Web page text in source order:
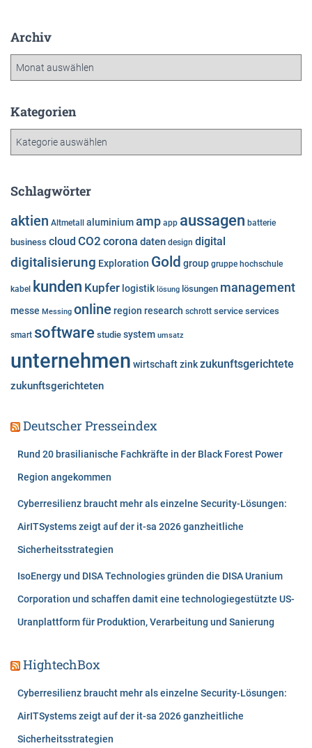
Archiv
h
Kategorien
g
r
i
e
Schlagwörter
aktien Altmetall aluminiumamp app aussagen batterie
business cloud CO2 corona daten design digital
digitalisierung Exploration Gold group gruppe hochschule
kabel kunden Kupfer logistik lösung lösungen management
messe Messing online region research schrott service services
smart software studie system umsatz
unternehmen wirtschaftzinkzukunftsgerichtete
zukunftsgerichteten
Deutscher Presseindex
Rund 20 brasilianische Fachkräfte in der Black Forest Power
Region angekommen
Cyberresilienz braucht mehr als einzelne Security-Lösungen:
AirITSystems zeigt auf der it-sa 2026 ganzheitliche
Sicherheitsstrategien
IsoEnergy und DISA Technologies gründen die DISA Uranium
Corporation und schaffen damit eine technologiegestützte US-
Uranplattform für Produktion, Verarbeitung und Sanierung
HightechBox
Cyberresilienz braucht mehr als einzelne Security-Lösungen:
AirITSystems zeigt auf der it-sa 2026 ganzheitliche
Sicherheitsstrategien